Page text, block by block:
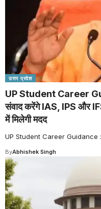
उत्तर प्रदेश
UP Student Career
संवाद करेंगे IAS, IPS और
में मिलेगी मदद
UP Student Career Guidance :
ByAbhishek Singh